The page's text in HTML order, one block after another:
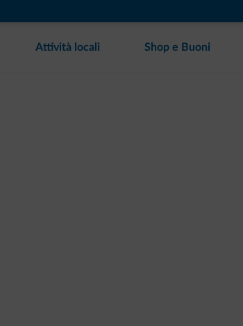
Attività locali Shop e Buoni